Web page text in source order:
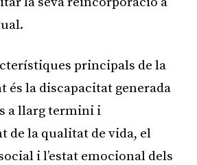
principals de la
és la discapacitat generada
a llarg termini i
de la qualitat de vida, el
i l’estat emocional dels